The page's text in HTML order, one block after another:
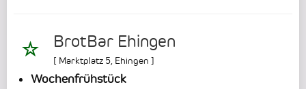
BrotBar Ehingen
[ Marktplatz 5 Ehingen ]
Wochenfrühstück